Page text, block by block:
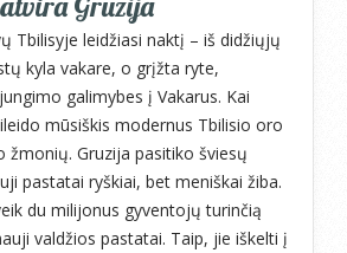
Tbilisyje leidžiasi naktį – iš didžiųjų
kyla vakare, o grįžta ryte,
galimybes į Vakarus. Kai
mūsiškis modernus Tbilisio oro
žmonių. Gruzija pasitiko šviesų
pastatai ryškiai, bet meniškai žiba.
du milijonus gyventojų turinčią
valdžios pastatai. Taip, jie iškelti į